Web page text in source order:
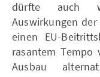
dürfte auch
Auswirkungen
einen EU-
rasantem Tempo
Ausbau